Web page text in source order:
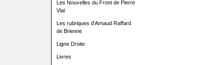
Les Nouvelles du Front de Pierre
Vial
Les rubriques d'Arnaud Raffard
de Brienne
Ligne Droite
Livres